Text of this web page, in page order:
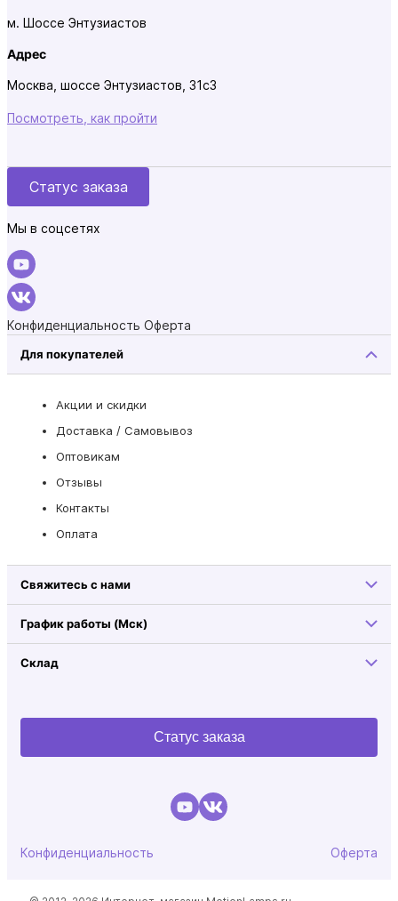
м. Шоссе Энтузиастов
Адрес
Москва, шоссе Энтузиастов, 31с3
Посмотреть, как пройти
Статус заказа
Мы в соцсетях
Конфиденциальность Оферта
Для покупателей
Акции и скидки
Доставка / Самовывоз
Оптовикам
Отзывы
Контакты
Оплата
Свяжитесь с нами
График работы (Мск)
Склад
Статус заказа
Конфиденциальность Оферта